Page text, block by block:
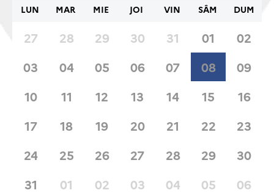
LUN MAR MIE JOI VIN SÂM DUM
27 28 29 30 31 01
02
03
04 05 06 07 08
09
10
11 12 13 14 15
16
17
18 19 20 21 22
23
24
25 26 27 28 29
30
31
01 02 03 04 05 06